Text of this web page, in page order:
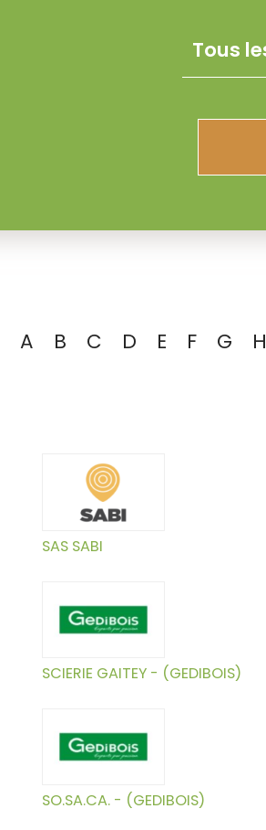
A B C D E F G H
SAS SABI
SCIERIE GAITEY - (GEDIBOIS)
SO.SA.CA. - (GEDIBOIS)